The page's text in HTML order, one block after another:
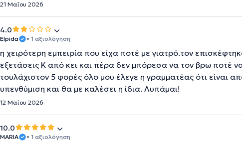
21 Μαΐου 2026
4.0
Elpida • 1 αξιολόγηση
η χειρότερη εμπειρία που είχα ποτέ με γιατρό.τον
εξετάσεις Κ από κει και πέρα δεν μπόρεσα να τον βρω ποτέ
τουλάχιστον 5 φορές όλο μου έλεγε η γραμματέας ότι είναι
υπενθύμιση και θα με καλέσει η ίδια. Λυπάμαι!
12 Μαΐου 2026
10.0
MARIA • 1 αξιολόγηση